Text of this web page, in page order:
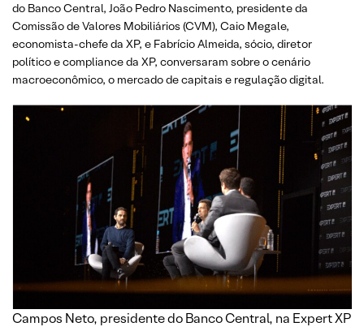
do Banco Central, João Pedro Nascimento, presidente da
Comissão de Valores Mobiliários (CVM), Caio Megale,
economista-chefe da XP, e Fabrício Almeida, sócio, diretor
político e compliance da XP, conversaram sobre o cenário
macroeconômico, o mercado de capitais e regulação digital.
Campos Neto, presidente do Banco Central, na Expert XP